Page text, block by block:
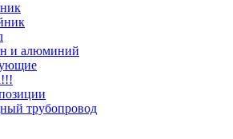
и алюминий
трубопровод